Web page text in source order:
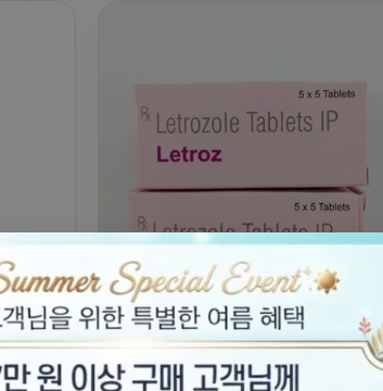
니다
퀵펜
레트로졸-Letroz – ( Letrozole) IP
여러 상품 옵션이 이 상품에 있습니